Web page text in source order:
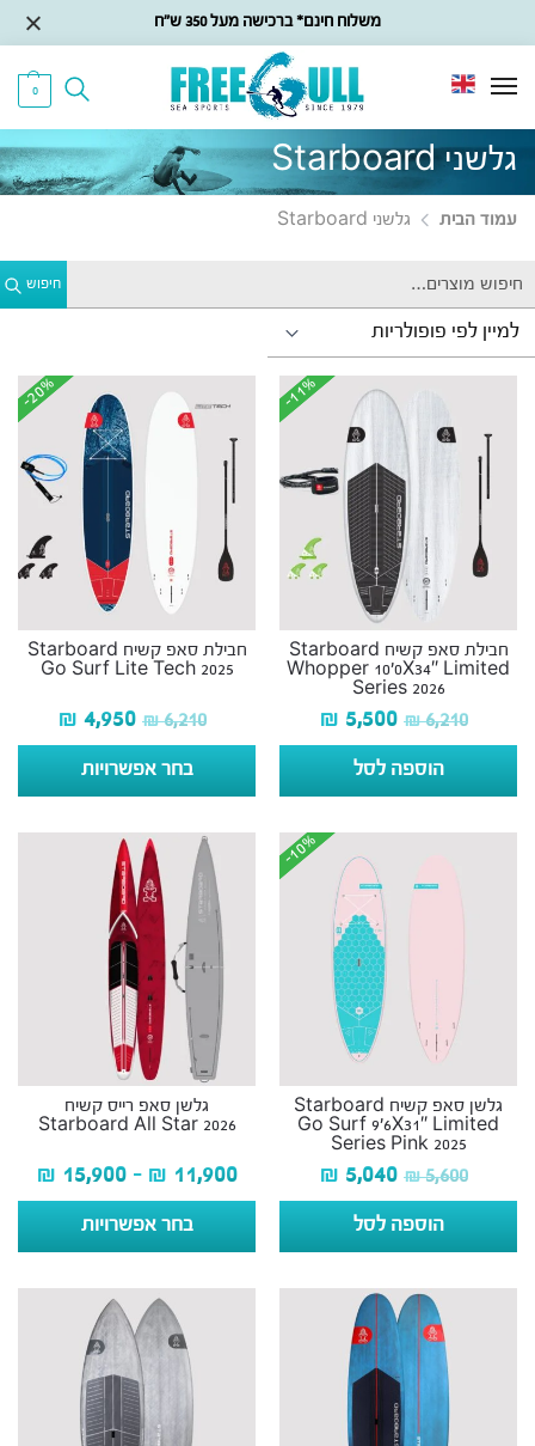
משלוח חינם* ברכישה מעל 350 ש״ח
0
גלשני Starboard
עמוד הבית גלשני Starboard
חיפוש
-11%
-11%
חבילת סאפ קשיח Starboard
Whopper 10’0X34″ Limited
Series 2026
₪6,210
₪ 5,500
הוספה לסל
-20%
-20%
חבילת סאפ קשיח Starboard
Go Surf Lite Tech 2025
₪6,210
₪ 4,950
בחר אפשרויות
-10%
-10%
גלשן סאפ קשיח Starboard
Go Surf 9’6X31″ Limited
Series Pink 2025
₪5,600
₪ 5,040
הוספה לסל
גלשן סאפ רייס קשיח
Starboard All Star 2026
₪ 11,900
–
₪ 15,900
בחר אפשרויות